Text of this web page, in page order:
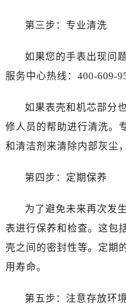
第三步：专业清洗
如果您的手表出现问
服务中心热线：400-609-
如果表壳和机芯部分
修人员的帮助进行清洗。
和清洁剂来清除内部灰尘
第四步：定期保养
为了避免未来再次发
表进行保养和检查。这包
壳之间的密封性等。定期
用寿命。
第五步：注意存放环境